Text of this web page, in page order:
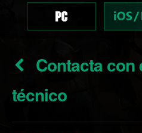
Contacta con el servicio
técnico